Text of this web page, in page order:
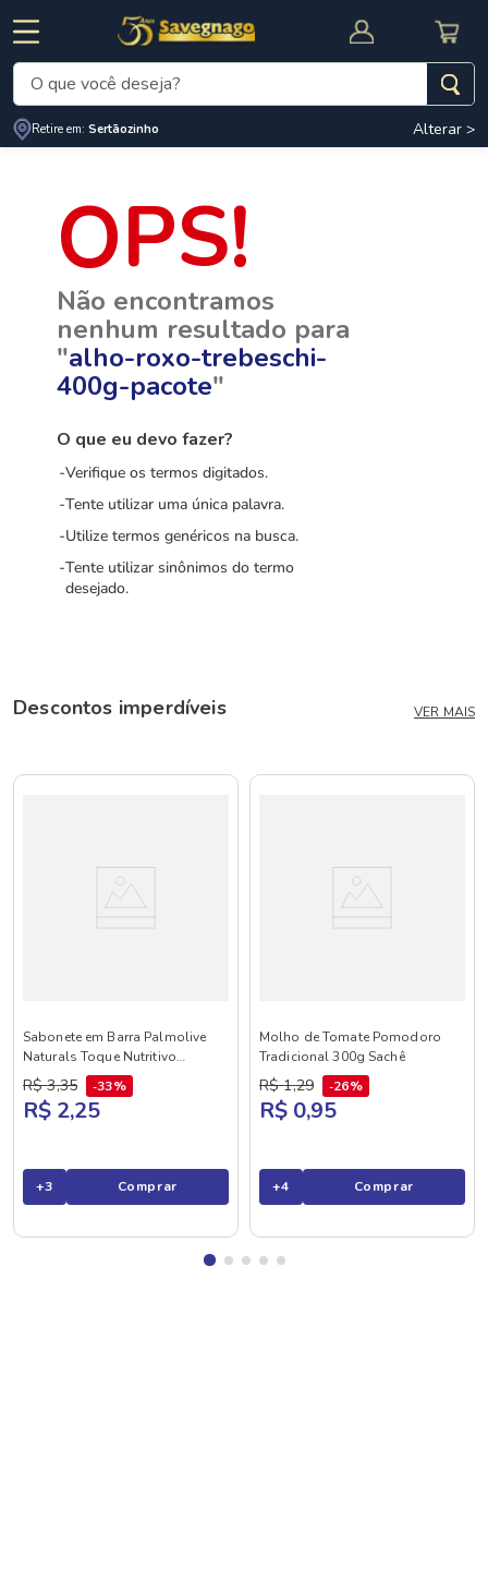
CUPOM DE DESCONTO
O que você deseja?
Retire em: Sertãozinho Alterar >
Não encontramos
nenhum resultado para
"alho-roxo-trebeschi-
400g-pacote"
O que eu devo fazer?
Verifique os termos digitados.
Tente utilizar uma única palavra.
Utilize termos genéricos na busca.
Tente utilizar sinônimos do termo
desejado.
Descontos imperdíveis VER MAIS
Sabonete em Barra Palmolive
Naturals Toque Nutritivo
Framboesa e Amora 85g
R$ 3,35 33%
R$ 2,25
+3 Comprar
Molho de Tomate Pomodoro
Tradicional 300g Sachê
R$ 1,29 26%
R$ 0,95
+4 Comprar
Termos mais buscados
cafe
cerveja
carne
arroz